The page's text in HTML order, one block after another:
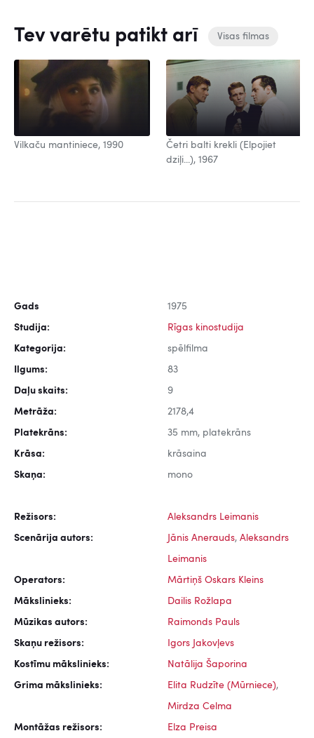
Tev varētu patikt arī Visas filmas
Vilkaču mantiniece, 1990
Četri balti krekli (Elpojiet
dziļi...), 1967
Gads 1975
Studija: Rīgas kinostudija
Kategorija: spēlfilma
Ilgums: 83
Daļu skaits: 9
Metrāža: 2178,4
Platekrāns: 35 mm, platekrāns
Krāsa: krāsaina
Skaņa: mono
Režisors: Aleksandrs Leimanis
Scenārija autors: Jānis Anerauds, Aleksandrs
Leimanis
Operators: Mārtiņš Oskars Kleins
Mākslinieks: Dailis Rožlapa
Mūzikas autors: Raimonds Pauls
Skaņu režisors: Igors Jakovļevs
Kostīmu mākslinieks: Natālija Šaporina
Grima mākslinieks: Elita Rudzīte (Mūrniece),
Mirdza Celma
Montāžas režisors: Elza Preisa